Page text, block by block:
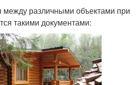
между различными объектами при
такими документами: